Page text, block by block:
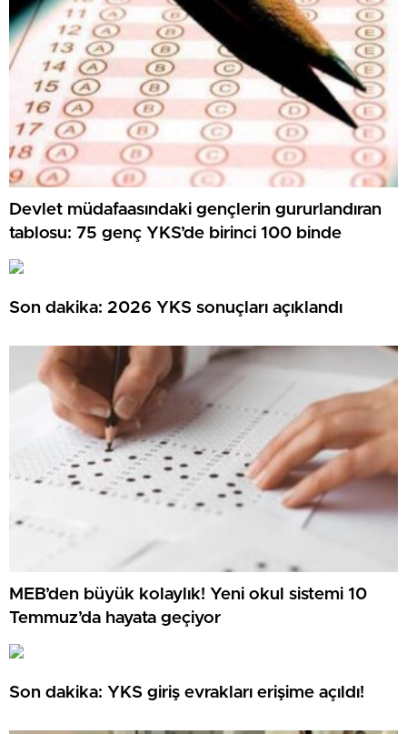
Devlet müdafaasındaki gençlerin gururlandıran
tablosu: 75 genç YKS’de birinci 100 binde
Son dakika: 2026 YKS sonuçları açıklandı
MEB’den büyük kolaylık! Yeni okul sistemi 10
Temmuz’da hayata geçiyor
Son dakika: YKS giriş evrakları erişime açıldı!